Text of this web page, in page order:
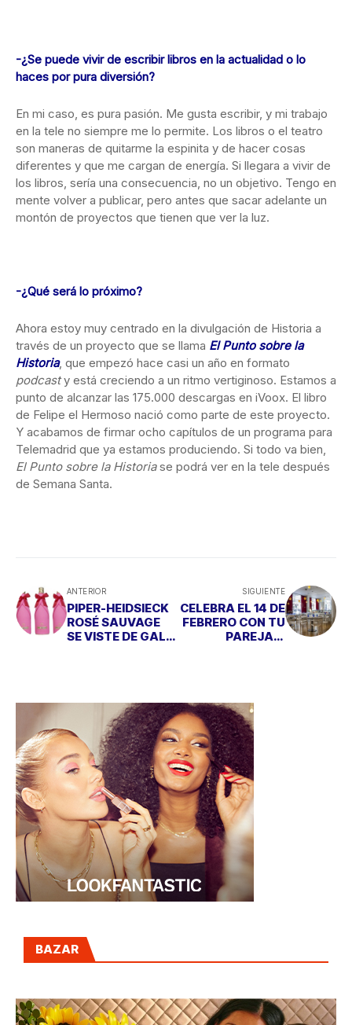
-¿Se puede vivir de escribir libros en la actualidad o lo
haces por pura diversión?
En mi caso, es pura pasión. Me gusta escribir, y mi trabajo
en la tele no siempre me lo permite. Los libros o el teatro
son maneras de quitarme la espinita y de hacer cosas
diferentes y que me cargan de energía. Si llegara a vivir de
los libros, sería una consecuencia, no un objetivo. Tengo en
mente volver a publicar, pero antes que sacar adelante un
montón de proyectos que tienen que ver la luz.
-¿Qué será lo próximo?
Ahora estoy muy centrado en la divulgación de Historia a
través de un proyecto que se llama El Punto sobre la
Historia, que empezó hace casi un año en formato
podcasty está creciendo a un ritmo vertiginoso. Estamos a
punto de alcanzar las 175.000 descargas en iVoox. El libro
de Felipe el Hermoso nació como parte de este proyecto.
Y acabamos de firmar ocho capítulos de un programa para
Telemadrid que ya estamos produciendo. Si todo va bien,
El Punto sobre la Historiase podrá ver en la tele después
de Semana Santa.
ANTERIOR
PIPER-HEIDSIECK
ROSÉ SAUVAGE
SE VISTE DE GALA
SIGUIENTE
CELEBRA EL 14 DE
FEBRERO CON TU
PAREJA...
BAZAR